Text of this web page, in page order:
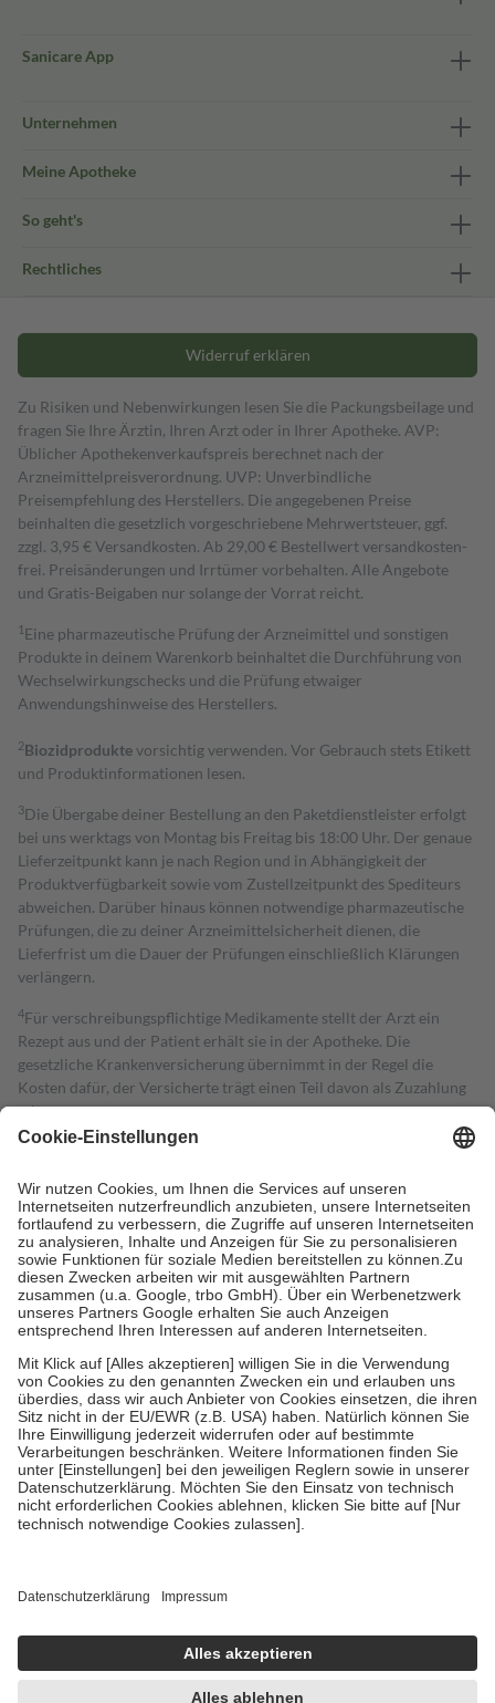
Sanicare App
Unternehmen
Meine Apotheke
So geht's
Rechtliches
Widerruf erklären
Zu Risiken und Nebenwirkungen lesen Sie die Packungsbeilage und
fragen Sie Ihre Ärztin, Ihren Arzt oder in Ihrer Apotheke. AVP:
Üblicher Apothekenverkaufspreis berechnet nach der
Arzneimittelpreisverordnung. UVP: Unverbindliche
Preisempfehlung des Herstellers. Die angegebenen Preise
beinhalten die gesetzlich vorgeschriebene Mehrwertsteuer, ggf.
zzgl. 3,95 € Versandkosten. Ab 29,00 € Bestell­wert versand­kosten­
frei. Preisänderungen und Irrtümer vorbehalten. Alle Angebote
und Gratis-Beigaben nur solange der Vorrat reicht.
1 Eine pharmazeutische Prüfung der Arzneimittel und sonstigen
Produkte in deinem Warenkorb beinhaltet die Durchführung von
Wechselwirkungschecks und die Prüfung etwaiger
Anwendungshinweise des Herstellers.
2Biozidproduktevorsichtig verwenden. Vor Gebrauch stets Etikett
und Produktinformationen lesen.
3Die Übergabe deiner Bestellung an den Paketdienstleister erfolgt
bei uns werktags von Montag bis Freitag bis 18:00 Uhr. Der genaue
Lieferzeitpunkt kann je nach Region und in Abhängigkeit der
Produktverfügbarkeit sowie vom Zustellzeitpunkt des Spediteurs
abweichen. Darüber hinaus können notwendige pharmazeutische
Prüfungen, die zu deiner Arzneimittelsicherheit dienen, die
Lieferfrist um die Dauer der Prüfungen einschließlich Klärungen
verlängern.
4Für verschreibungspflichtige Medikamente stellt der Arzt ein
Rezept aus und der Patient erhält sie in der Apotheke. Die
gesetzliche Krankenversicherung übernimmt in der Regel die
Kosten dafür, der Versicherte trägt einen Teil davon als Zuzahlung
mit.
Grundsätzlich leisten Mitglieder Zuzahlungen in Höhe von zehn
höchstens zehn Euro.
Es sind jedoch nie mehr als die tatsächlichen
Kosten der Leistung zu entrichten.
Diese Regeln gelten grundsätzlich auch für Online-Apotheken.
Bei Heilmitteln und häuslicher Krankenpflege beträgt die
Zuzahlung zehn Prozent der Kosten sowie zehn Euro je
Verordnung.
Um das Engagement der Versicherten für ihre eigene Gesundheit zu
stärken und die besondere Stellung der Familie zu unterstützen,
fallenkeine Zuzahlungenan bei:
• Kindern und Jugendlichen bis zum vollendeten 18. Lebensjahr
mit Ausnahme der Fahrkosten
• Untersuchungen zur Vorsorge und Früherkennung, die von der
GKV getragen werden
• empfohlenen Schutzimpfungen
• Harn- und Blutteststreifen
getroffen, um sicherzustellen, dass es sich um echte Bewertungen
https://help.etrusted.com/hc/de/articles/4419944605341
Einige Bilder und Inhalte wurden unter Zuhilfenahme künstlicher